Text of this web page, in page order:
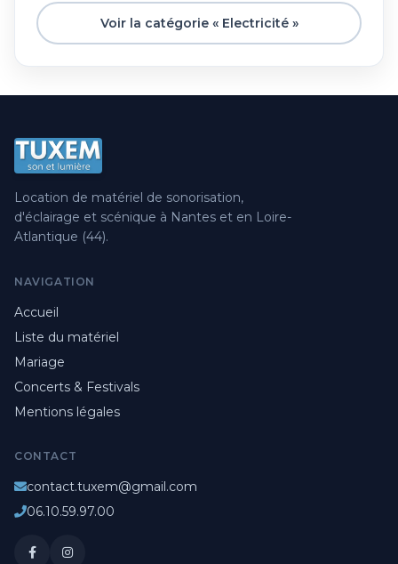
Voir la catégorie « Electricité »
Location de matériel de sonorisation,
d'éclairage et scénique à Nantes et en Loire-
Atlantique (44).
NAVIGATION
Accueil
Liste du matériel
Mariage
Concerts & Festivals
Mentions légales
CONTACT
contact.tuxem@gmail.com
06.10.59.97.00